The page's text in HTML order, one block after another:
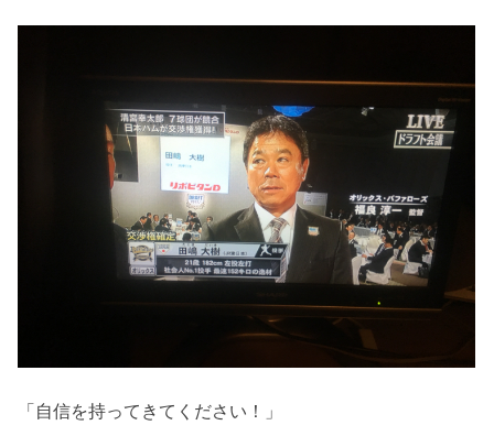
「自信を持ってきてください！」